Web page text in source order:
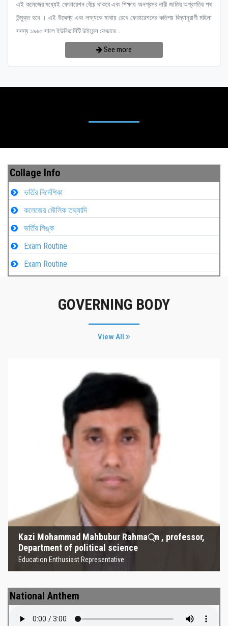
এই কলেজের মধ্যেই ফেডারেশন বেঁচে থাকবে এবং শিক্ষায় অনগ্রসর নারী জাতির অগ্রগতির পথ
উন্মুক্ত হবে । এই উদ্দেশ্য এবং লক্ষ্যকে মাথায় রেখে ফেডারেশনের কতিপয় বিদ্যানুরাগী মহিলা
সদস্য ১৯৬৫ সালে ইউনিভার্সিটি উইমেন্স ফেডারে...
See more
Collage Info
ভর্তির নির্দেশিকা
কলেজের মৌলিক তথ্যাদি
ভর্তির লিঙ্ক
Exam Routine
Exam Routine
GOVERNING BODY
View All
Kazi Mohammad Mahbubur Rahma্‌n , professor,
Department of political science
Education Enthusiast Representative
Kazi Mohammad Mahbubur
Rahma্‌n , professor, Department
of political science
Education Enthusiast Representative
National Anthem